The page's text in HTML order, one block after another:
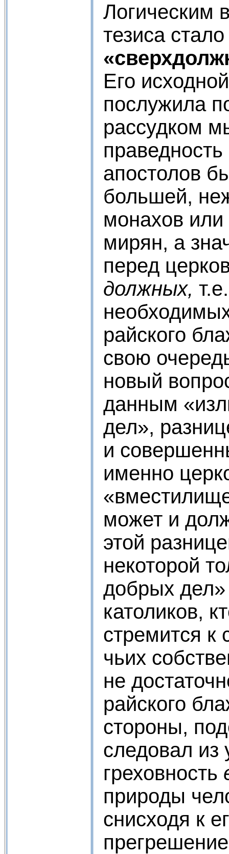
Логическим
тезиса
Его
послужила
рассудком
апостолов
большей,
монахов или
мирян, а
перед
должных,
райского
свою
новый
данным
дел»,
и
именно
может и
этой
некоторой
добрых
католиков,
стремится
чьих
не
райского
стороны,
следовал из
греховность
природы
снисходя к